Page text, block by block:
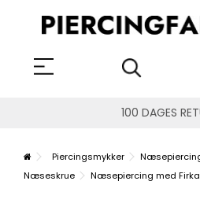
100 DAGES
Piercingsmykker
Næseskrue
Næsepiercing med